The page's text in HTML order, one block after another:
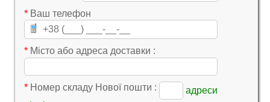
* Ваш телефон
* Місто або адреса доставки :
* Номер складу Нової пошти :
адреси